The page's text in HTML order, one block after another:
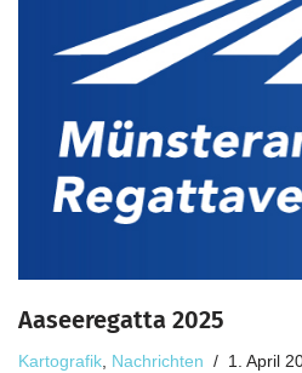
Aaseeregatta 2025
Kartografik Nachrichten 1. April